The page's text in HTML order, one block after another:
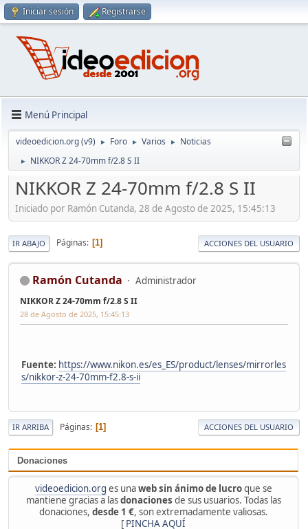
Iniciar sesión Registrarse
Menú Principal
videoedicion.org (v9) ► Foro ► Varios ► Noticias
► NIKKOR Z 24‑70mm f/2.8 S II
Donaciones
videoedicion.org es unaweb sin ánimo de lucroque se
mantiene gracias a lasdonaciones de sus usuarios. Todas las
donaciones, desde 1 €, son extremadamente valiosas.
[ PINCHA AQUÍ
NIKKOR Z 24‑70mm f/2.8 S II
Iniciado por Ramón Cutanda, 28 de Agosto de 2025, 15:45:13
IR ABAJO Páginas 1 ACCIONES DEL USUARIO
Ramón Cutanda Administrador
NIKKOR Z 24‑70mm f/2.8 S II
28 de Agosto de 2025, 15:45:13
Fuente: https://www.nikon.es/es_ES/product/lenses/mirrorles
s/nikkor-z-24-70mm-f2.8-s-ii
IR ARRIBA Páginas 1 ACCIONES DEL USUARIO